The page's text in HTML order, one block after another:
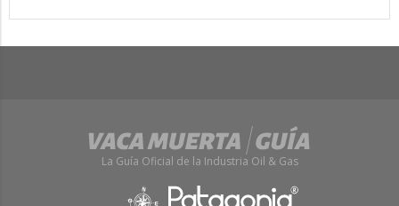
La Guía Oficial de la Industria Oil & Gas